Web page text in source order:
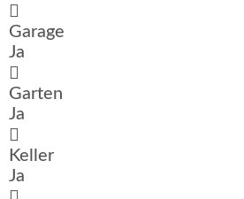
Garage
Ja
Garten
Ja
Keller
Ja